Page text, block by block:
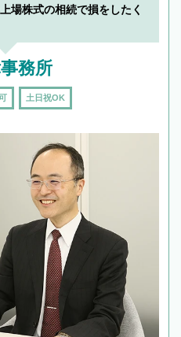
場株式の相続で損をしたく
務所
土日祝OK